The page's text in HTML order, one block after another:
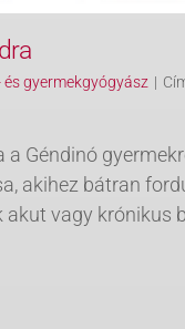
és gyermekgyógyász |
a Géndinó
akihez bátran
akut vagy krónikus